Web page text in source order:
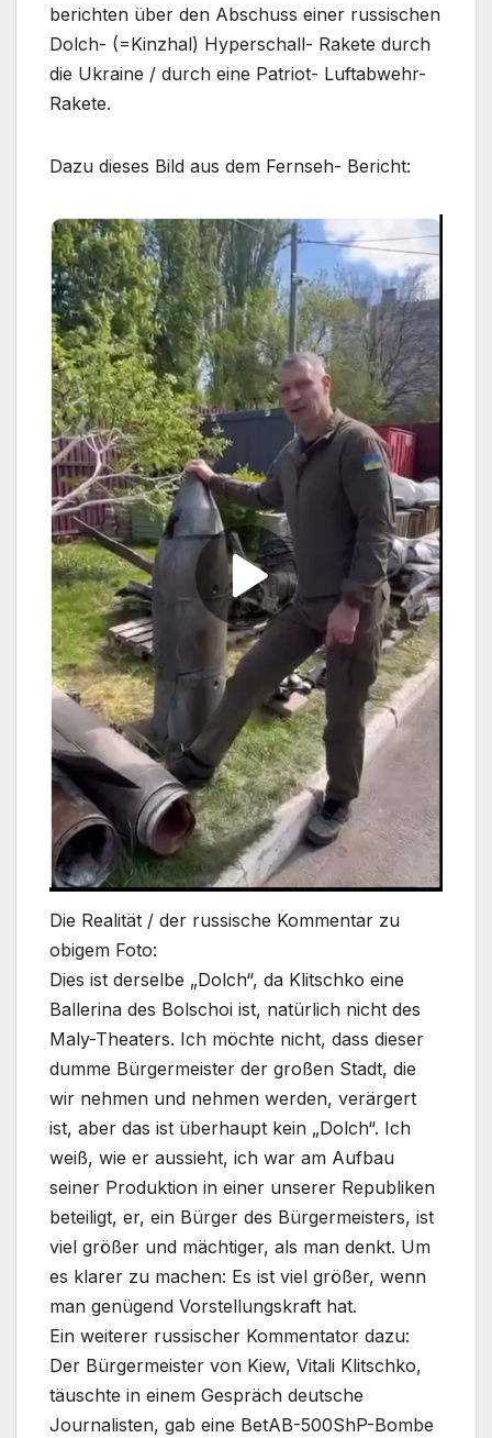
berichten über den Abschuss einer russischen
Dolch- (=Kinzhal) Hyperschall- Rakete durch
die Ukraine / durch eine Patriot- Luftabwehr-
Rakete.
Dazu dieses Bild aus dem Fernseh- Bericht:
Die Realität / der russische Kommentar zu
obigem Foto:
Dies ist derselbe „Dolch“, da Klitschko eine
Ballerina des Bolschoi ist, natürlich nicht des
Maly-Theaters. Ich möchte nicht, dass dieser
dumme Bürgermeister der großen Stadt, die
wir nehmen und nehmen werden, verärgert
ist, aber das ist überhaupt kein „Dolch“. Ich
weiß, wie er aussieht, ich war am Aufbau
seiner Produktion in einer unserer Republiken
beteiligt, er, ein Bürger des Bürgermeisters, ist
viel größer und mächtiger, als man denkt. Um
es klarer zu machen: Es ist viel größer, wenn
man genügend Vorstellungskraft hat.
Ein weiterer russischer Kommentator dazu:
Der Bürgermeister von Kiew, Vitali Klitschko,
täuschte in einem Gespräch deutsche
Journalisten, gab eine BetAB-500ShP-Bombe